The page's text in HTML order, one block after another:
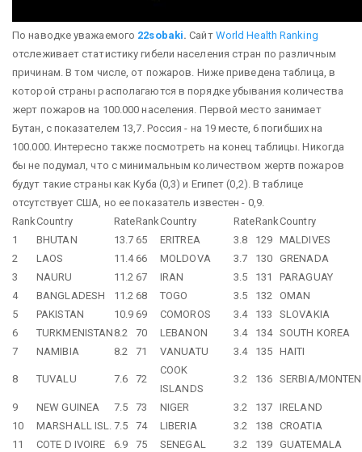
По наводке уважаемого 22sobaki.Сайт World Health Ranking
отслеживает статистику гибели населения стран по различным
причинам. В том числе, от пожаров. Ниже приведена таблица, в
которой страны располагаются в порядке убывания количества
жерт пожаров на 100.000 населения. Первой место занимает
Бутан, с показателем 13,7. Россия - на 19 месте, 6 погибших на
100.000. Интересно также посмотреть на конец таблицы. Никогда
бы не подумал, что с минимальным количеством жертв пожаров
будут такие страны как Куба (0,3) и Египет (0,2). В таблице
отсутствует США, но ее показатель известен - 0,9.
1 BHUTAN 13.7 65 ERITREA 3.8 129 MALDIVES
2
LAOS 11.466 MOLDOVA 3.7 130 GRENADA
3
NAURU 11.2 67 IRAN 3.5 131
PARAGUAY
4
BANGLADESH 11.2 68 TOGO 3.5 132
OMAN
5
PAKISTAN 10.9 69 COMOROS 3.4 133
SLOVAKIA
6
TURKMENISTAN 8.2 70 LEBANON 3.4 134 SOUTH KOREA
7
NAMIBIA 8.2 71 VANUATU 3.4 135 HAITI
8 TUVALU 7.6 72
COOK
ISLANDS
3.2 136 SERBIA/MONTEN
9 NEW GUINEA 7.5 73 NIGER 3.2 137 IRELAND
10
MARSHALL ISL. 7.5 74 LIBERIA 3.2 138 CROATIA
11
COTE D IVOIRE 6.9 75 SENEGAL 3.2 139 GUATEMALA
RankCountry RateRankCountry RateRankCountry